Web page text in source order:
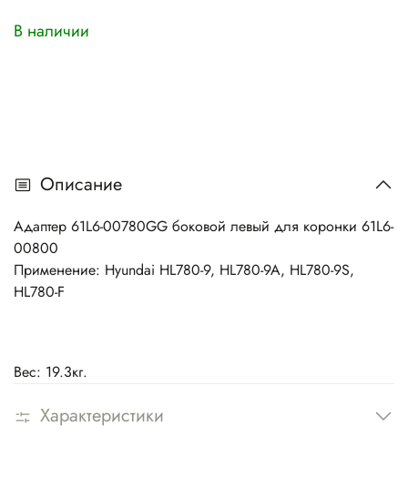
В наличии
Описание
Адаптер 61L6-00780GG боковой левый для коронки 61L6-
00800
Применение: Hyundai HL780-9, HL780-9A, HL780-9S,
HL780-F
Вес: 19.3кг.
Характеристики